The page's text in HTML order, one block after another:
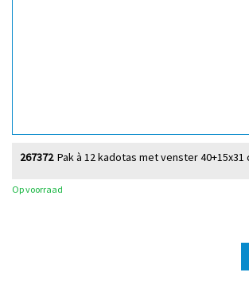
Pak à 12 kadotas met venster 40+15x31
267372
Op voorraad